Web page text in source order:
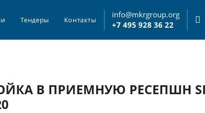
Тендеры Контакты
info@mkrgroup.org
+7 495 928 36 22
В ПРИЕМНУЮ РЕСЕПШН